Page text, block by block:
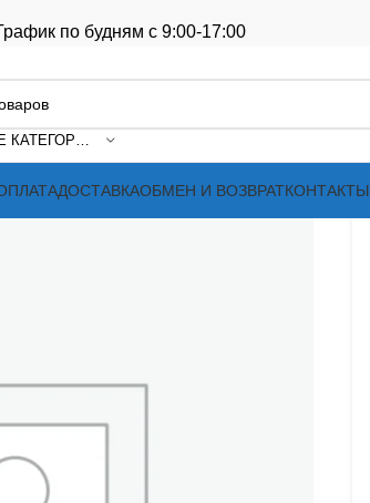
по будням с 9:00-17:00
ВЫБЕРИТЕ КАТЕГОРИЮ
ДОСТАВКАОБМЕН И ВОЗВРАТКОНТАКТЫ